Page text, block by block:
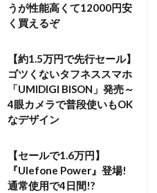
うが性能高くて12000円安
く買えるぞ
【約1.5万円で先行セール】
ゴツくないタフネススマホ
「UMIDIGI BISON」発売～
4眼カメラで普段使いもOK
なデザイン
【セールで1.6万円】
『Ulefone Power』登場!
通常使用で4日間!?